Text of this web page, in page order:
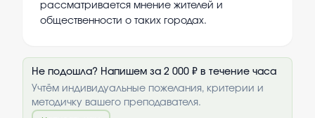
рассматривается мнение жителей и
общественности о таких городах.
Не подошла? Напишем за 2 000 ₽ в течение часа
Учтём индивидуальные пожелания, критерии и
методичку вашего преподавателя.